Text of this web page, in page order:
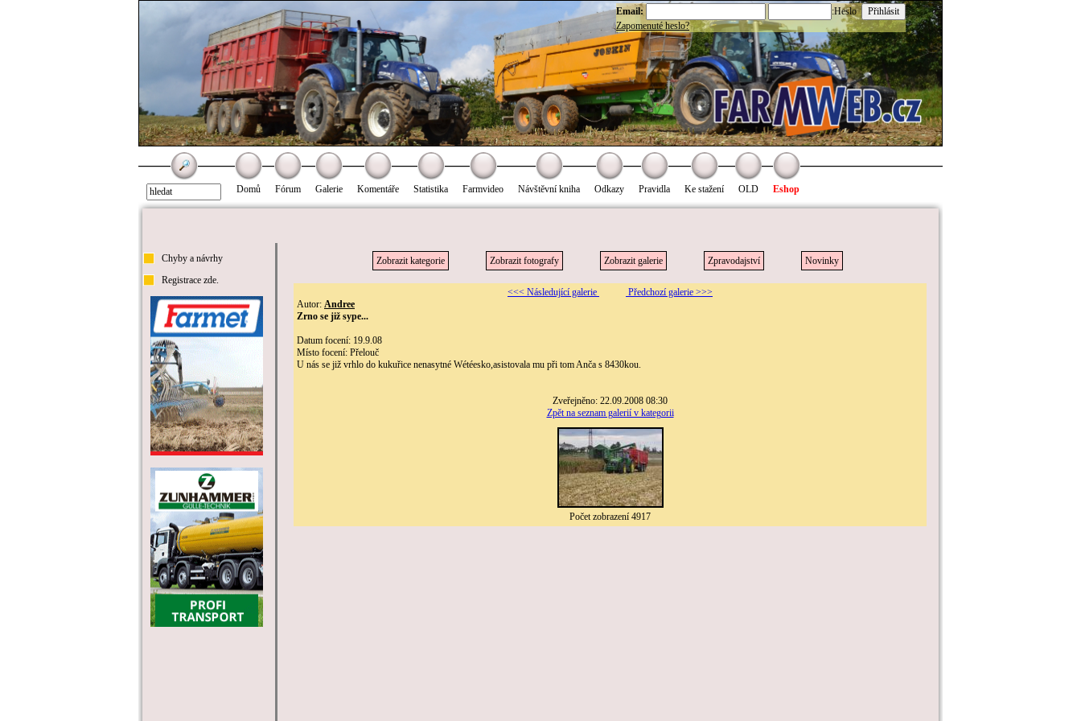
Email:
:Heslo
Zapomenuté heslo?
Domů Fórum Galerie Komentáře Statistika Farmvideo Návštěvní kniha Odkazy Pravidla Ke stažení OLD Eshop
Chyby a návrhy
Registrace zde.
Zobrazit kategorie Zobrazit fotografy Zobrazit galerie Zpravodajství Novinky
<<< Následující galerie
Předchozí galerie >>>
Autor: Andree
Zrno se již sype...
Datum focení: 19.9.08
Místo focení: Přelouč
U nás se již vrhlo do kukuřice nenasytné Wétéesko,asistovala mu při tom Anča s 8430kou.
Zveřejněno: 22.09.2008 08:30
Zpět na seznam galerií v kategorii
Počet zobrazení 4917